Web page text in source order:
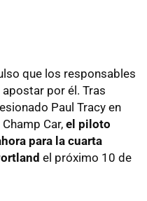
que los responsables
por él. Tras
Paul Tracy en
Car,el piloto
para la cuarta
el próximo 10 de